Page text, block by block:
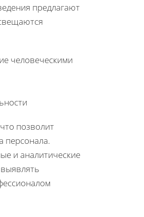
предлагают
человеческими
позволит
персонала.
и аналитические